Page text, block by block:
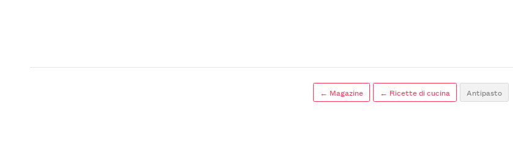
← Magazine ← Ricette di cucina Antipasto